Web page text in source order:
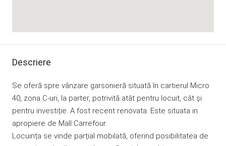
Descriere
Se oferă spre vânzare garsonieră situată în cartierul Micro
40, zona C-uri, la parter, potrivită atât pentru locuit, cât și
pentru investiție. A fost recent renovata. Este situata in
apropiere de Mall Carrefour.
Locuința se vinde parțial mobilată, oferind posibilitatea de